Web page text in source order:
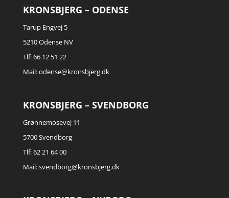
KRONSBJERG – ODENSE
Tarup Engvej 5
5210 Odense NV
Tlf: 66 12 51 22
Mail:odense@kronsbjerg.dk
KRONSBJERG – SVENDBORG
Grønnemosevej 11
5700 Svendborg
Tlf: 62 21 64 00
Mail:svendborg@kronsbjerg.dk